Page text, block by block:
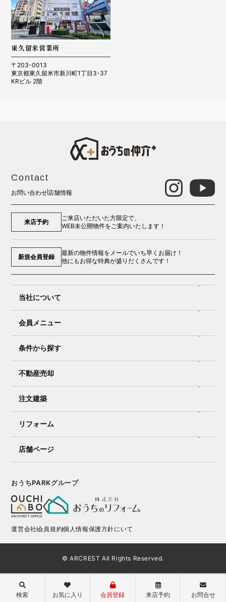
東久留米営業所
〒203-0013
東京都東久留米市新川町1丁目3-37
KRビル 2階
Contact
お問い合わせ店舗情報
来店予約
ご来店いただいた方限定で、
WEB未公開物件をご案内いたします！
新規会員登録
最新の物件情報をメールでいち早くお届け！
他にもお得な特典が盛りだくさんです！
当社について
会員メニュー
条件から探す
不動産売却
注文建築
リフォーム
店舗ページ
おうちPARKグループ
運営会社会員規約個人情報保護方針にいて
© ARCREST All Rights Reserved.
検索 お気に入り 会員登録 来店予約 お問合せ